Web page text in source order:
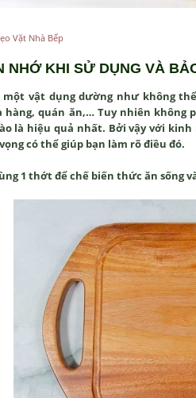
Vặt Nhà Bếp
NHỚ KHI SỬ DỤNG VÀ
một vật dụng dường như không
hàng, quán ăn,… Tuy nhiên không
là hiệu quả nhất. Bởi vậy với
có thể giúp bạn làm rõ điều đó.
1 thớt để chế biến thức ăn sống